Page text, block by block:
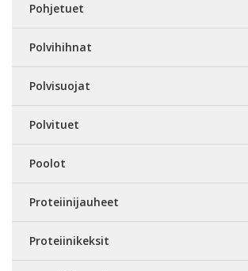
Pohjetuet
Polvihihnat
Polvisuojat
Polvituet
Poolot
Proteiinijauheet
Proteiinikeksit